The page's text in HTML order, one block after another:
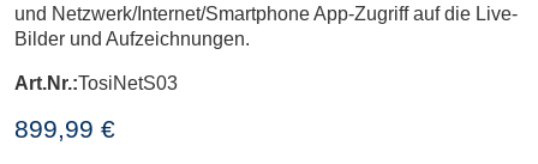
und Netzwerk/Internet/Smartphone App-Zugriff auf die Live-
Bilder und Aufzeichnungen.
Art.Nr.:TosiNetS03
899,99 €